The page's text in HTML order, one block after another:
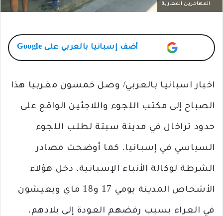
المهاجرين المغاربة
أضف إسبانيا بالعربي على Google
اخبار اسبانيا بالعربي/ وصل خمسون مغربيا هذا
الصباح إلى مكتب اللجوء واللاجئين الواقع على
حدود تراخال في مدينة سبتة لطلب اللجوء
السياسي في إسبانيا. كما أوضحت مصادر
الشرطة لوكالة الأنباء الإسبانية، دخل هؤلاء
الأشخاص المدينة يومي 17 و18 ماي ويعيشون
في العراء بسبب رفضهم العودة إلى بلادهم،